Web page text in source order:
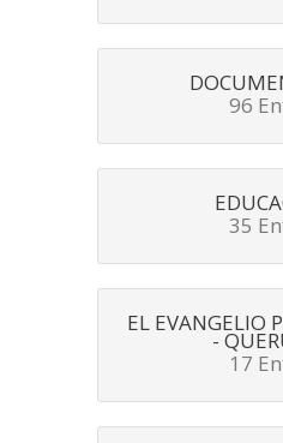
96
35
EL EVANGELIO
-
17